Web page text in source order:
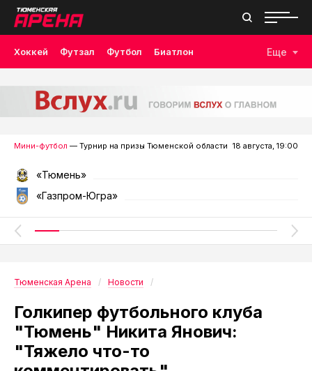
Хоккей Футзал Футбол Биатлон Еще
Мини-футбол — Турнир на призы Тюменской области 18 августа, 19:00
«Тюмень»
«Газпром-Югра»
Тюменская Арена Новости
Голкипер футбольного клуба
"Тюмень" Никита Янович:
"Тяжело что-то